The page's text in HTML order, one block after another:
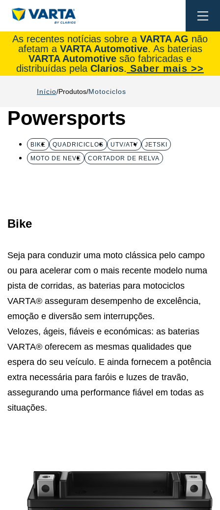
As recentes notícias sobre a VARTA AG não
afetam a VARTA Automotive. As baterias
VARTA Automotive são fabricadas e
distribuídas pela Clarios. Saber mais >>
Início Produtos Motociclos
Powersports
BIKE QUADRICICLOS UTV/ATV
JETSKI
MOTO DE NEVE
CORTADOR DE RELVA
Bike
Seja para conduzir uma moto clássica pelo campo
ou para acelerar com o mais recente modelo numa
pista de corridas, as baterias para motociclos
VARTA® asseguram desempenho de excelência,
emoção e diversão sem interrupções.
Velozes, ágeis, fiáveis e económicas: as baterias
VARTA® oferecem as mesmas qualidades que
espera do seu veículo. E ainda fornecem a potência
extra necessária para faróis e luzes de travão,
assegurando uma performance fiável em todas as
situações.